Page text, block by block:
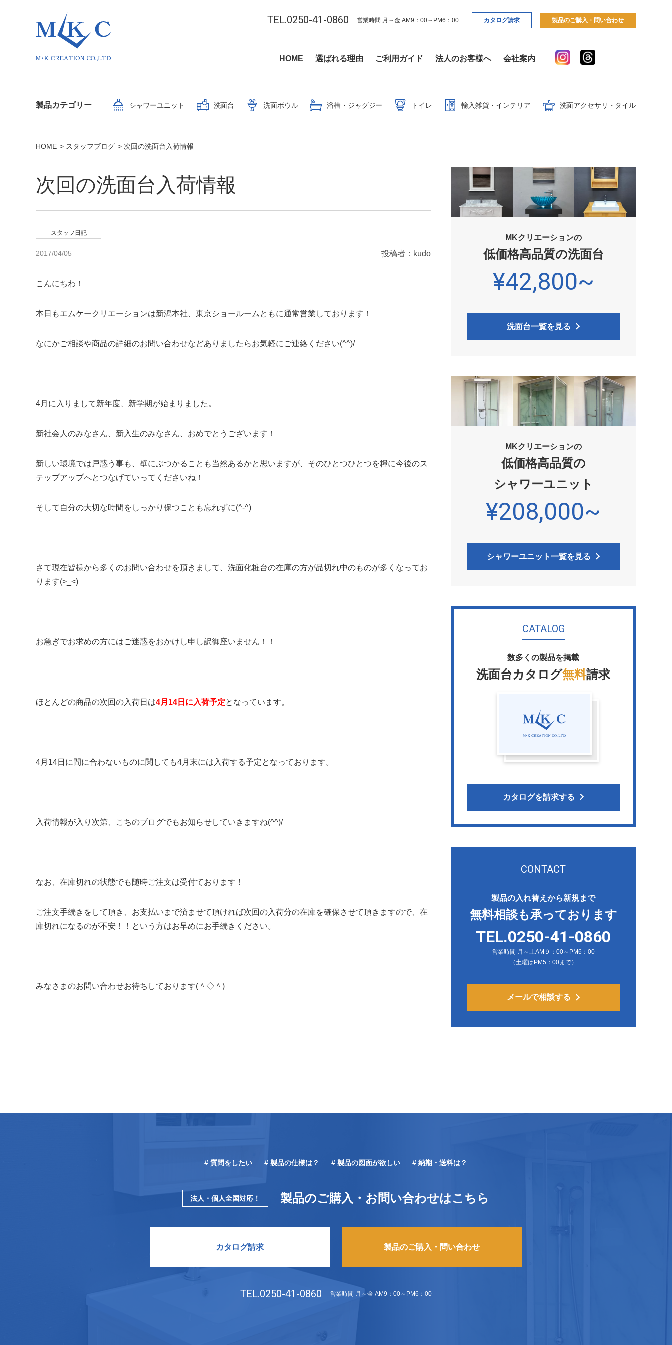
TEL.0250-41-0860 営業時間 月～金 AM9：00～PM6：00 カタログ請求 製品のご購入・問い合わせ
HOME 選ばれる理由 ご利用ガイド 法人のお客様へ 会社案内
製品カテゴリー シャワーユニット 洗面台 洗面ボウル 浴槽・ジャグジー トイレ 輸入雑貨・インテリア 洗面アクセサリ・タイル
HOME スタッフブログ 次回の洗面台入荷情報
次回の洗面台入荷情報
スタッフ日記
2017/04/05 投稿者：kudo
こんにちわ！
本日もエムケークリエーションは新潟本社、東京ショールームともに通常営業しております！
なにかご相談や商品の詳細のお問い合わせなどありましたらお気軽にご連絡ください(^^)/
4月に入りまして新年度、新学期が始まりました。
新社会人のみなさん、新入生のみなさん、おめでとうございます！
新しい環境では戸惑う事も、壁にぶつかることも当然あるかと思いますが、そのひとつひとつを糧に今後のス
テップアップへとつなげていってくださいね！
そして自分の大切な時間をしっかり保つことも忘れずに(^-^)
さて現在皆様から多くのお問い合わせを頂きまして、洗面化粧台の在庫の方が品切れ中のものが多くなってお
ります(>_<)
お急ぎでお求めの方にはご迷惑をおかけし申し訳御座いません！！
ほとんどの商品の次回の入荷日は4月14日に入荷予定となっています。
4月14日に間に合わないものに関しても4月末には入荷する予定となっております。
入荷情報が入り次第、こちのブログでもお知らせしていきますね(^^)/
なお、在庫切れの状態でも随時ご注文は受付ております！
ご注文手続きをして頂き、お支払いまで済ませて頂ければ次回の入荷分の在庫を確保させて頂きますので、在
庫切れになるのが不安！！という方はお早めにお手続きください。
みなさまのお問い合わせお待ちしております(＾◇＾)
MKクリエーションの
低価格高品質の洗面台
¥42,800~
洗面台一覧を見る
MKクリエーションの
低価格高品質の
シャワーユニット
¥208,000~
シャワーユニット一覧を見る
CATALOG
数多くの製品を掲載
洗面台カタログ無料請求
カタログを請求する
CONTACT
製品の入れ替えから新規まで
無料相談も承っております
TEL.0250-41-0860
営業時間 月～土AM９：00～PM6：00
（土曜はPM5：00まで）
メールで相談する
# 質問をしたい # 製品の仕様は？ # 製品の図面が欲しい # 納期・送料は？
法人・個人全国対応！ 製品のご購入・お問い合わせはこちら
カタログ請求 製品のご購入・問い合わせ
TEL.0250-41-0860 営業時間 月～金 AM9：00～PM6：00